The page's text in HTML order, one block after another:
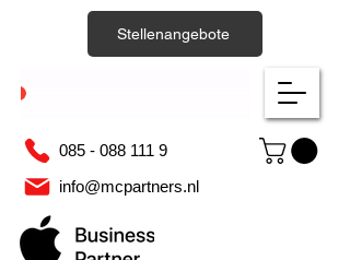
085 - 088 111 9
info@mcpartners.nl
Stellenangebote